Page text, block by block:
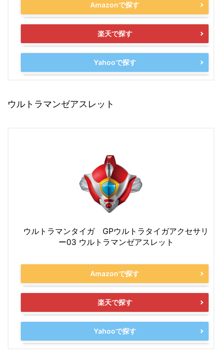
Amazonで探す
楽天で探す
Yahooで探す
ウルトラマンゼアスレット
ウルトラマンタイガ GPウルトラタイガアクセサリ
ー03 ウルトラマンゼアスレット
Amazonで探す
楽天で探す
Yahooで探す